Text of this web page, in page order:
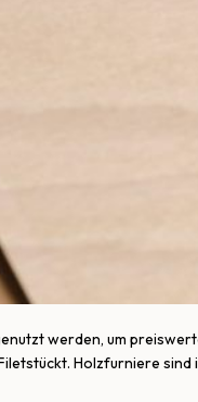
werden, um
Holzfurniere sind